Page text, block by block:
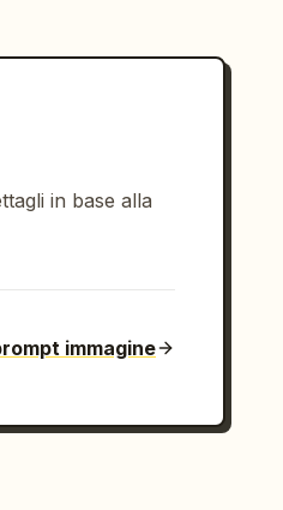
in base alla
immagine